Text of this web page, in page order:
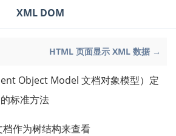
HTML 页面显示 XML 数据 →
XML DOM
Object Model 文档对象模型）定
标准方法
档作为树结构来查看